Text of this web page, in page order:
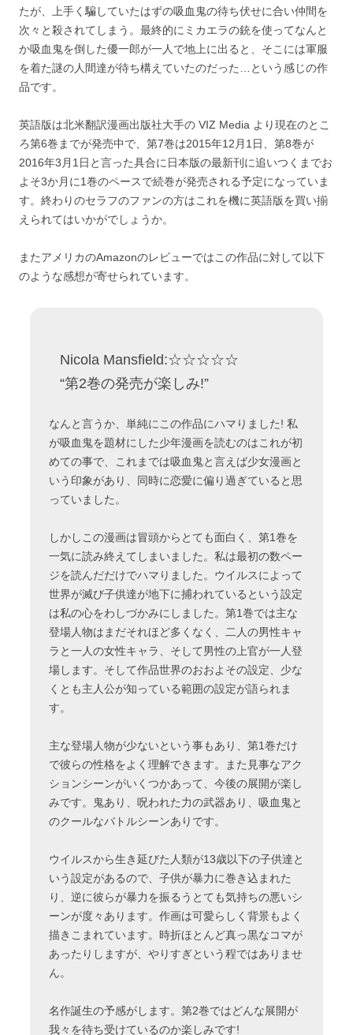
たが、上手く騙していたはずの吸血鬼の待ち伏せに合い仲間を
次々と殺されてしまう。最終的にミカエラの銃を使ってなんと
か吸血鬼を倒した優一郎が一人で地上に出ると、そこには軍服
を着た謎の人間達が待ち構えていたのだった…という感じの作
品です。
英語版は北米翻訳漫画出版社大手の VIZ Media より現在のとこ
ろ第6巻までが発売中で、第7巻は2015年12月1日、第8巻が
2016年3月1日と言った具合に日本版の最新刊に追いつくまでお
よそ3か月に1巻のペースで続巻が発売される予定になっていま
す。終わりのセラフのファンの方はこれを機に英語版を買い揃
えられてはいかがでしょうか。
またアメリカのAmazonのレビューではこの作品に対して以下
のような感想が寄せられています。
Nicola Mansfield:☆☆☆☆☆
“第2巻の発売が楽しみ!”
なんと言うか、単純にこの作品にハマりました! 私
が吸血鬼を題材にした少年漫画を読むのはこれが初
めての事で、これまでは吸血鬼と言えば少女漫画と
いう印象があり、同時に恋愛に偏り過ぎていると思
っていました。
しかしこの漫画は冒頭からとても面白く、第1巻を
一気に読み終えてしまいました。私は最初の数ペー
ジを読んだだけでハマりました。ウイルスによって
世界が滅び子供達が地下に捕われているという設定
は私の心をわしづかみにしました。第1巻では主な
登場人物はまだそれほど多くなく、二人の男性キャ
ラと一人の女性キャラ、そして男性の上官が一人登
場します。そして作品世界のおおよその設定、少な
くとも主人公が知っている範囲の設定が語られま
す。
主な登場人物が少ないという事もあり、第1巻だけ
で彼らの性格をよく理解できます。また見事なアク
ションシーンがいくつかあって、今後の展開が楽し
みです。鬼あり、呪われた力の武器あり、吸血鬼と
のクールなバトルシーンありです。
ウイルスから生き延びた人類が13歳以下の子供達と
いう設定があるので、子供が暴力に巻き込まれた
り、逆に彼らが暴力を振るうとても気持ちの悪いシ
ーンが度々あります。作画は可愛らしく背景もよく
描きこまれています。時折ほとんど真っ黒なコマが
あったりしますが、やりすぎという程ではありませ
ん。
名作誕生の予感がします。第2巻ではどんな展開が
我々を待ち受けているのか楽しみです!